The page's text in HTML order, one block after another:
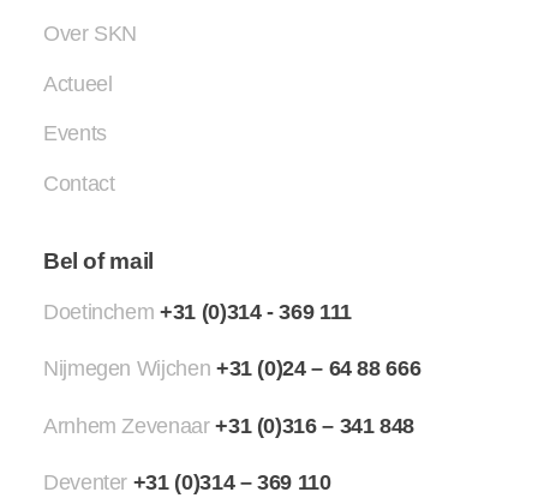
Over SKN
Actueel
Events
Contact
Bel of mail
Doetinchem+31 (0)314 - 369 111
Nijmegen Wijchen +31 (0)24 – 64 88 666
Arnhem Zevenaar+31 (0)316 – 341 848
Deventer +31 (0)314 – 369 110